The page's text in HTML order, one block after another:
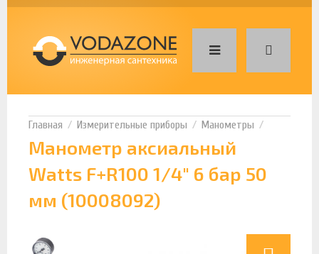
Измерительные приборы Манометры
Манометр аксиальный
Watts F+R100 1/4" 6 бар 50
мм (10008092)